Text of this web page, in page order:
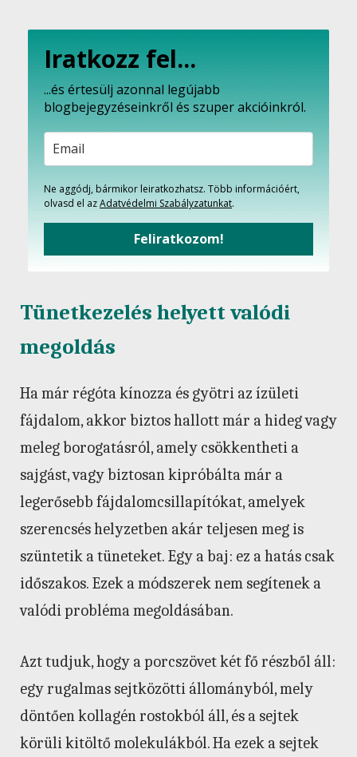
Iratkozz fel...
...és értesülj azonnal legújabb
blogbejegyzéseinkről és szuper akcióinkról.
Ne aggódj, bármikor leiratkozhatsz. Több információért,
olvasd el azAdatvédelmi Szabályzatunkat.
Feliratkozom!
Tünetkezelés helyett valódi
megoldás
Ha már régóta kínozza és gyötri az ízületi
fájdalom, akkor biztos hallott már a hideg vagy
meleg borogatásról, amely csökkentheti a
sajgást, vagy biztosan kipróbálta már a
legerősebb fájdalomcsillapítókat, amelyek
szerencsés helyzetben akár teljesen meg is
szüntetik a tüneteket. Egy a baj: ez a hatás csak
időszakos. Ezek a módszerek nem segítenek a
valódi probléma megoldásában.
Azt tudjuk, hogy a porcszövet két fő részből áll:
egy rugalmas sejtközötti állományból, mely
döntően kollagén rostokból áll, és a sejtek
körüli kitöltő molekulákból. Ha ezek a sejtek